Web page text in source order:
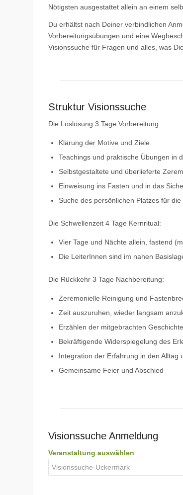
Nötigsten ausgestattet allein an einem
Du erhältst nach Deiner verbindlichen
Vorbereitungsübungen und eine
Visionssuche für Fragen und alles, was
Struktur Visionssuche
Die Loslösung 3 Tage Vorbereitung:
Klärung der Motive und Ziele
Teachings und praktische Übungen in
Selbstgestaltete und überlieferte
Einweisung ins Fasten und in das
Suche des persönlichen Platzes für
Die Schwellenzeit 4 Tage Kernritual:
Vier Tage und Nächte allein, fastend
Die LeiterInnen sind im nahen
Die Rückkehr 3 Tage Nachbereitung:
Zeremonielle Reinigung und
Zeit auszuruhen, wieder langsam
Erzählen der mitgebrachten Geschichte
Bekräftigende Widerspiegelung des
Integration der Erfahrung in den Alltag
Gemeinsame Feier und Abschied
Visionssuche Anmeldung
Veranstaltung auswählen